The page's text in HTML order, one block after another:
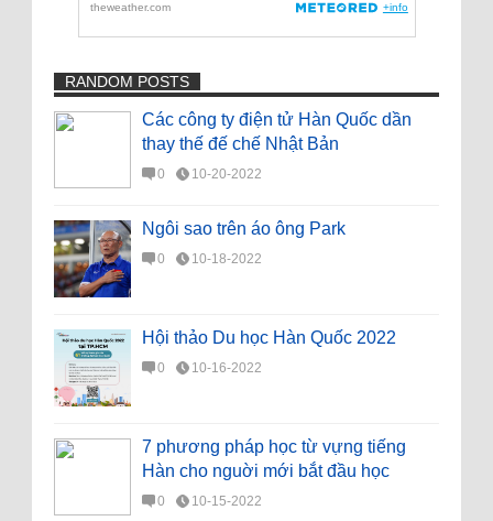
RANDOM POSTS
Các công ty điện tử Hàn Quốc dần
thay thế đế chế Nhật Bản
0 10-20-2022
Ngôi sao trên áo ông Park
0 10-18-2022
Hội thảo Du học Hàn Quốc 2022
0 10-16-2022
7 phương pháp học từ vựng tiếng
Hàn cho nguời mới bắt đầu học
0 10-15-2022